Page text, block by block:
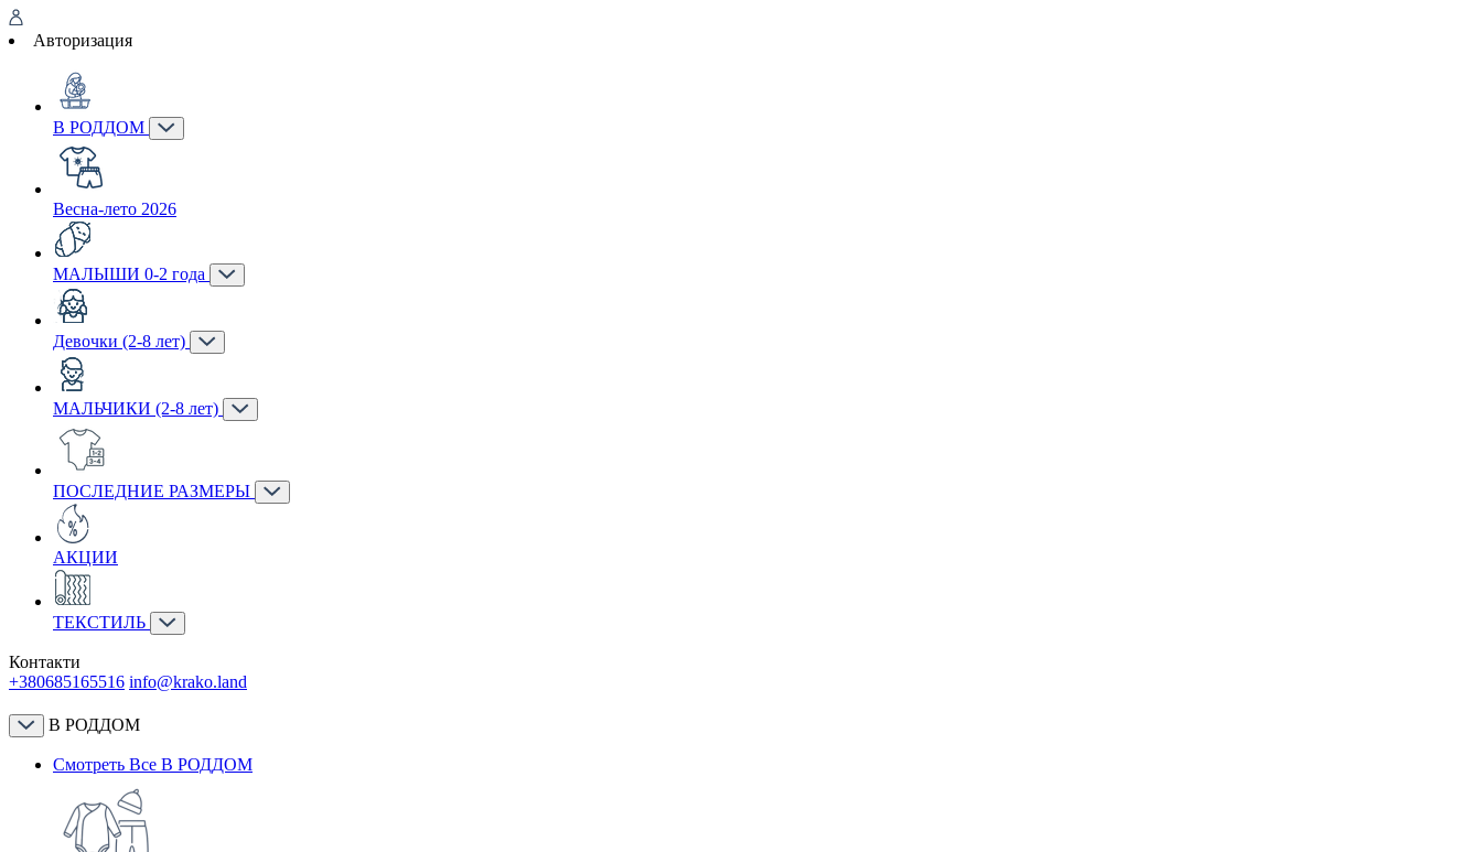
Авторизация
В РОДДОМ
Весна-лето 2026
МАЛЫШИ 0-2 года
Девочки (2-8 лет)
МАЛЬЧИКИ (2-8 лет)
ПОСЛЕДНИЕ РАЗМЕРЫ
АКЦИИ
ТЕКСТИЛЬ
Контакти
+380685165516 info@krako.land
В РОДДОМ
Смотреть Все В РОДДОМ